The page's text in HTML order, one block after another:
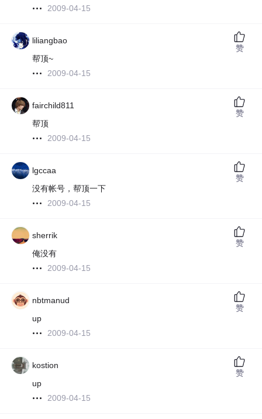
2009-04-15
liliangbao
帮顶~
2009-04-15
赞
fairchild811
帮顶
2009-04-15
赞
lgccaa
没有帐号，帮顶一下
2009-04-15
赞
sherrik
俺没有
2009-04-15
赞
nbtmanud
up
2009-04-15
赞
kostion
up
2009-04-15
赞